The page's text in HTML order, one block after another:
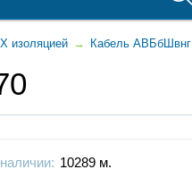
изоляцией → Кабель АВБбШвнг
10289 м.